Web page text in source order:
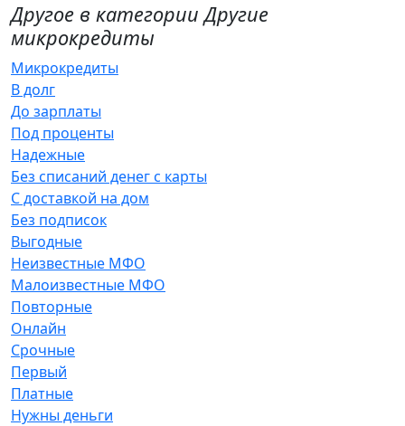
Другое в категории Другие
микрокредиты
Микрокредиты
В долг
До зарплаты
Под проценты
Надежные
Без списаний денег с карты
С доставкой на дом
Без подписок
Выгодные
Неизвестные МФО
Малоизвестные МФО
Повторные
Онлайн
Срочные
Первый
Платные
Нужны деньги